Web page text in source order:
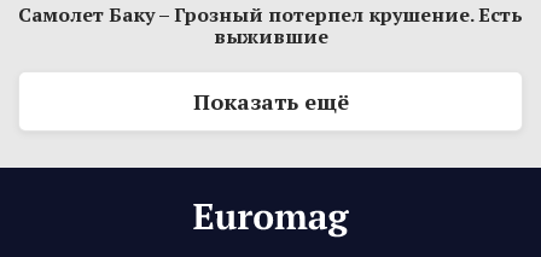
Самолет Баку – Грозный потерпел крушение. Есть
выжившие
Показать ещё